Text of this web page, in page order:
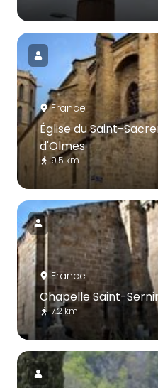
France
Église du Saint-
d'Olmes
9.5 km
France
Chapelle Saint-
7.2 km